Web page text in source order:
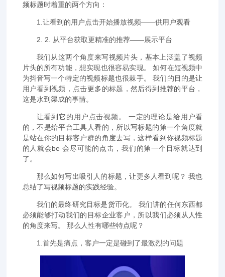
频标题时着重的两个方向：
1.让看到的用户点击开始播放视频——供用户观看
2. 2. 从平台获取更精准的推荐——展示平台
我们从这两个角度来写视频片头，基本上涵盖了视频
片头的所有功能，想实现也很容易实现。 如何在短视频中
为抖音写一个特定的视频标题也很棘手。 我们的目的是让
用户看到视频，点击更多的标题，然后得到推荐的平台，
这是水到渠成的事情。
让看到它的用户点击视频。 一定的理论是给用户看
的，不是给平台工具人看的，所以写标题的第一个角度就
是站在你的目标客户群的角度去写，这样看到你视频标题
的人就会be 会尽可能的点击，我们的第一个目标就达到
了。
那么如何写出吸引人的标题，让更多人看到呢？ 我也
总结了写视频标题的实践经验。
我们的最终研究目标是货币化。 我们讲的任何东西都
必须能够打动我们的目标企业客户，所以我们必须从人性
的角度来写。 那么人性有哪些特点呢？
1.首先是痛点，客户一定是碰到了最激烈的问题